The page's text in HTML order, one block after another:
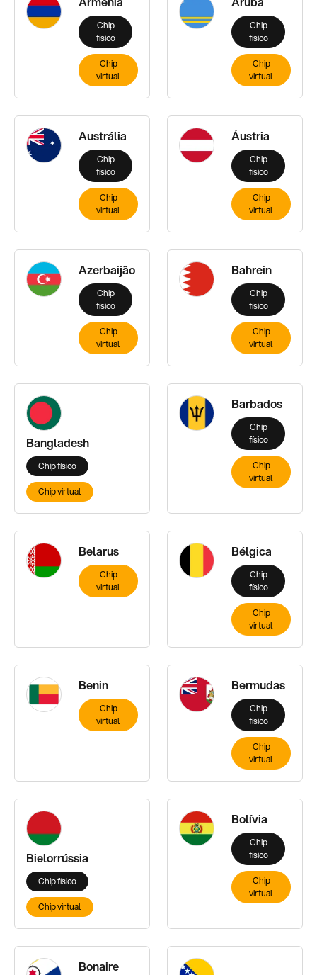
Chip
físico
Chip
virtual
Chip
físico
Chip
virtual
Austrália
Chip
físico
Chip
virtual
Áustria
Chip
físico
Chip
virtual
Azerbaijão
Chip
físico
Chip
virtual
Bahrein
Chip
físico
Chip
virtual
Bangladesh
Chip físico
Chip virtual
Barbados
Chip
físico
Chip
virtual
Belarus
Chip
virtual
Bélgica
Chip
físico
Chip
virtual
Benin
Chip
virtual
Bermudas
Chip
físico
Chip
virtual
Bielorrússia
Chip físico
Chip virtual
Bolívia
Chip
físico
Chip
virtual
Bonaire